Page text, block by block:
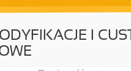
I